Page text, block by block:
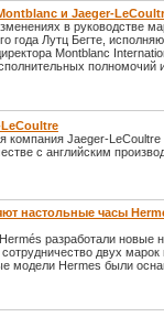
и Jaeger-
в руководстве
года Лутц Бегте,
Montblanc
полномочий
компания Jaeger-LeCoultre
с английским
настольные часы
разработали новые
двух
модели Hermes были